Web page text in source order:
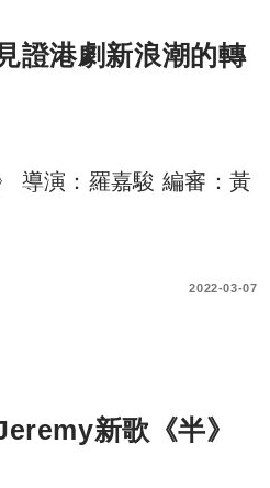
證港劇新浪潮的轉
導演：羅嘉駿 編審：黃
2022-03-07
新歌《半》